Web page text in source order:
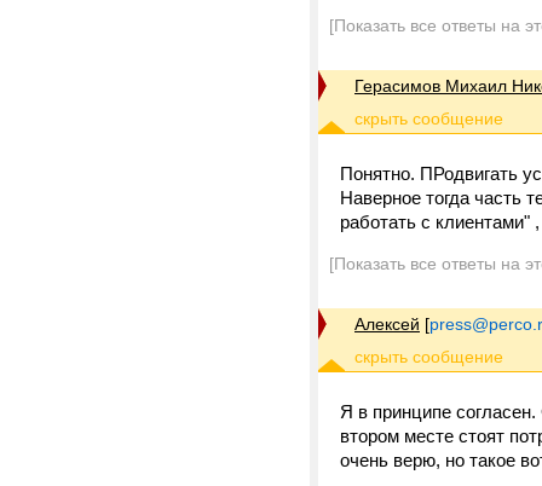
[Показать все ответы на
Герасимов Михаил
Понятно. ПРодвигать
Наверное тогда часть
работать с клиентами"
[Показать все ответы на
Алексей [
Я в принципе
втором месте стоят
очень верю, но такое